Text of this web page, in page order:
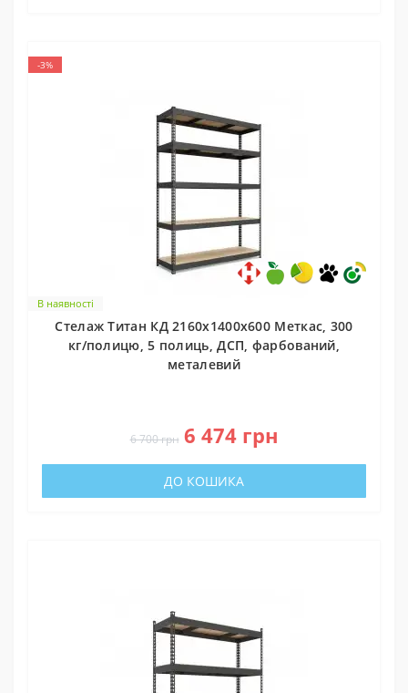
-3%
В наявності
Стелаж Титан КД 2160х1400х600 Меткас, 300
кг/полицю, 5 полиць, ДСП, фарбований,
металевий
6 700 грн 6 474 грн
ДО КОШИКА